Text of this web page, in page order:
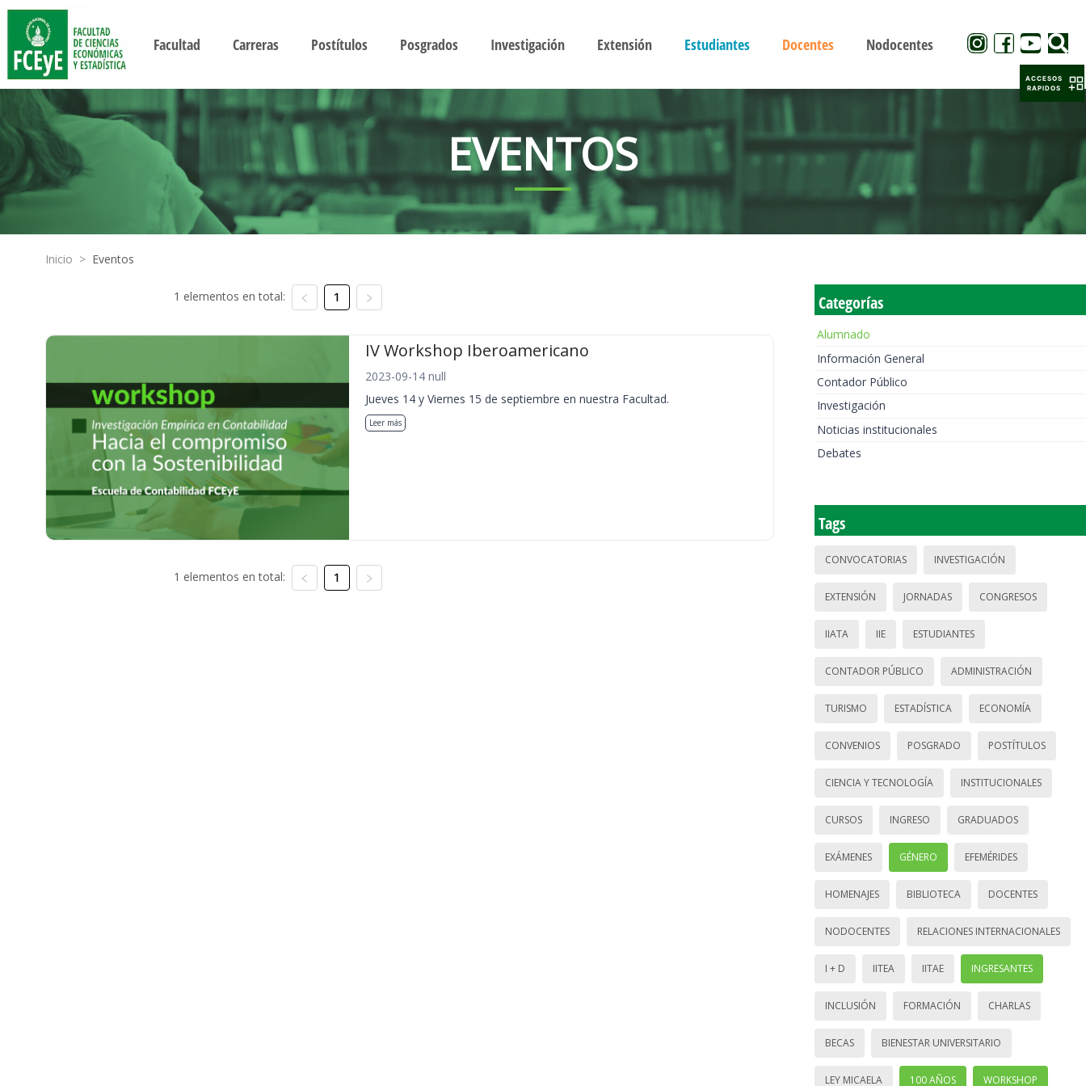
Facultad Carreras Postítulos Posgrados Investigación Extensión Estudiantes Docentes Nodocentes
EVENTOS
Inicio > Eventos
1 elementos en total: 1
IV Workshop Iberoamericano
2023-09-14 null
Jueves 14 y Viernes 15 de septiembre en nuestra Facultad.
Leer más
1 elementos en total: 1
Categorías
Alumnado
Información General
Contador Público
Investigación
Noticias institucionales
Debates
Tags
CONVOCATORIAS INVESTIGACIÓN
EXTENSIÓN JORNADAS CONGRESOS
IIATA IIE ESTUDIANTES
CONTADOR PÚBLICO ADMINISTRACIÓN
TURISMO ESTADÍSTICA ECONOMÍA
CONVENIOS POSGRADO POSTÍTULOS
CIENCIA Y TECNOLOGÍA INSTITUCIONALES
CURSOS INGRESO GRADUADOS
EXÁMENES GÉNERO EFEMÉRIDES
HOMENAJES BIBLIOTECA DOCENTES
NODOCENTES RELACIONES INTERNACIONALES
I + D IITEA IITAE INGRESANTES
INCLUSIÓN FORMACIÓN CHARLAS
BECAS BIENESTAR UNIVERSITARIO
LEY MICAELA 100 AÑOS WORKSHOP
ACCESOS
RAPIDOS